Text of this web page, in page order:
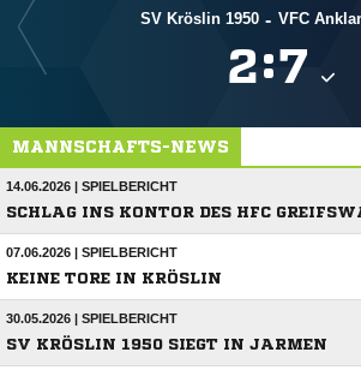
SV Kröslin 1950 - VFC
:
MANNSCHAFTS-NEWS
14.06.2026 | SPIELBERICHT
SCHLAG INS KONTOR DES HFC
07.06.2026 | SPIELBERICHT
KEINE TORE IN KRÖSLIN
30.05.2026 | SPIELBERICHT
SV KRÖSLIN 1950 SIEGT IN JARMEN